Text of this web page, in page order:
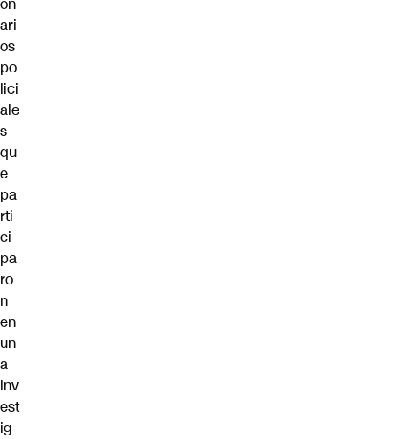
on
ari
os
po
lici
ale
s
qu
e
pa
rti
ci
pa
ro
n
en
un
a
inv
est
ig